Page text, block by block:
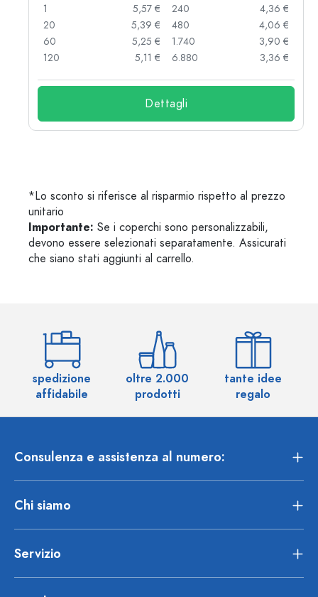
1
5,57 €
20
5,39 €
60
5,25 €
120
5,11 €
240
4,36 €
480
4,06 €
1.740
3,90 €
6.880
3,36 €
Dettagli
*Lo sconto si riferisce al risparmio rispetto al prezzo
unitario
Importante: Se i coperchi sono personalizzabili,
devono essere selezionati separatamente. Assicurati
che siano stati aggiunti al carrello.
spedizione
affidabile
oltre 2.000
prodotti
tante idee
regalo
Consulenza e assistenza al numero:
Chi siamo
Servizio